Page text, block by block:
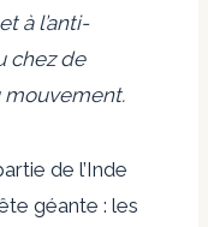
à l’anti-
chez de
de l’Inde
géante : les